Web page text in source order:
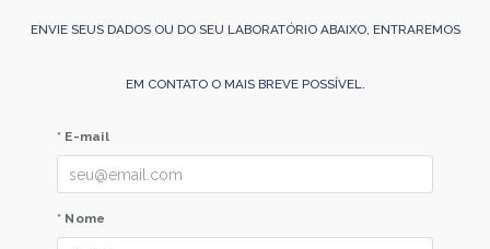
ENVIE SEUS DADOS OU DO SEU LABORATÓRIO ABAIXO, ENTRAREMOS
EM CONTATO O MAIS BREVE POSSÍVEL.
* E-mail
* Nome